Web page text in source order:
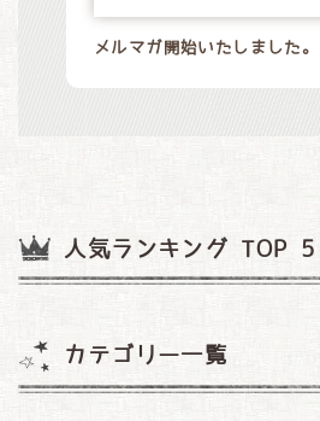
メルマガ開始いたしました。
人気ランキング TOP 5
カテゴリー一覧